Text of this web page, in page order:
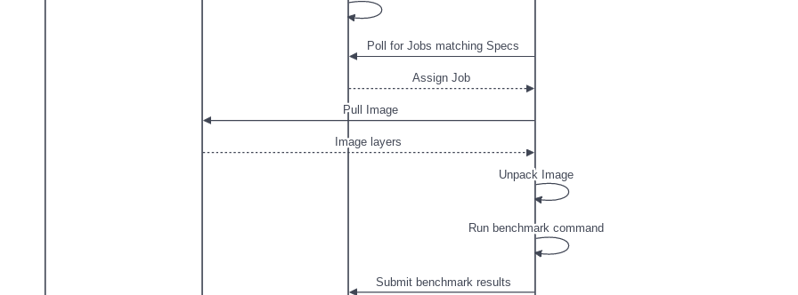
Poll for Jobs matching Specs
Assign Job
Pull Image
Image layers
Unpack Image
Run benchmark command
Submit benchmark results